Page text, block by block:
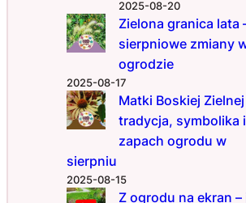
o
g
d
n
ó
w
2025-08-20
Zielona granica lata
sierpniowe zmiany
ogrodzie
2025-08-17
Matki Boskiej Zielnej
tradycja, symbolika i
zapach ogrodu w
sierpniu
2025-08-15
Z ogrodu na ekran –